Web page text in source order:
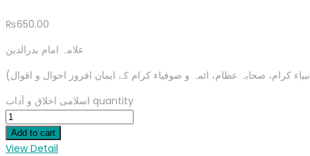
₨650.00
علامہ امام بدرالدین
اسلامی اخلاق و آداب quantity
Add to cart
View Detail